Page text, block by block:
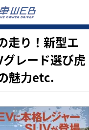
走り！新型エ
レード選び虎
魅力etc.